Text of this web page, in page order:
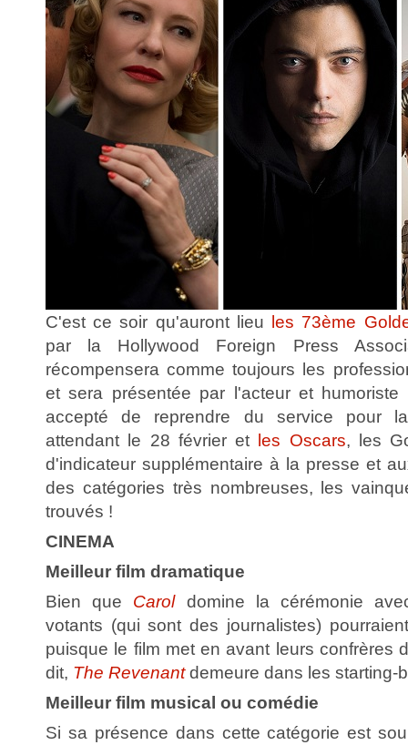
C'est ce soir qu'auront lieu les 73ème
par la Hollywood Foreign Press
récompensera comme toujours les
et sera présentée par l'acteur et humoriste
accepté de reprendre du service pour
attendant le 28 février et les Oscars, les
d'indicateur supplémentaire à la presse et
des catégories très nombreuses, les
trouvés !
CINEMA
Meilleur film dramatique
Bien que Carol domine la cérémonie
votants (qui sont des journalistes)
puisque le film met en avant leurs confrères
dit, The Revenantdemeure dans les starting-
Meilleur film musical ou comédie
Si sa présence dans cette catégorie est